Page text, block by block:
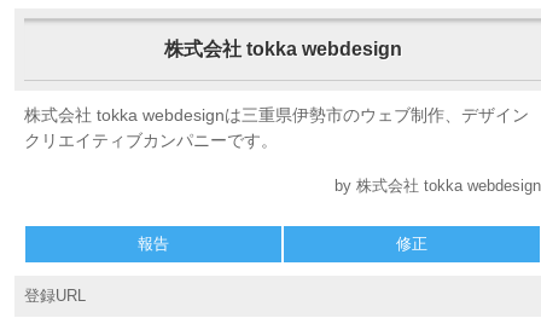
株式会社 tokka webdesign
株式会社 tokka webdesignは三重県伊勢市のウェブ制作、デザイン
クリエイティブカンパニーです。
by 株式会社 tokka webdesign
報告 修正
登録URL